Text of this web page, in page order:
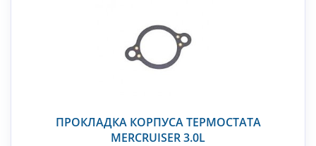
ПРОКЛАДКА КОРПУСА ТЕРМОСТАТА
MERCRUISER 3.0L